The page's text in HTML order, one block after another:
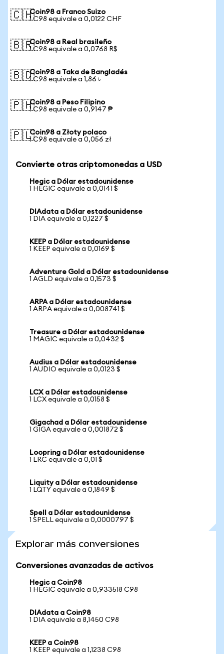
🇨🇭Coin98 a Franco Suizo
1 C98 equivale a 0,0122 CHF
🇧🇷Coin98 a Real brasileño
1 C98 equivale a 0,0768 R$
🇧🇩Coin98 a Taka de Bangladés
1 C98 equivale a 1,86 ৳
🇵🇭Coin98 a Peso Filipino
1 C98 equivale a 0,9147 ₱
🇵🇱Coin98 a Złoty polaco
1 C98 equivale a 0,056 zł
Convierte otras criptomonedas a USD
Hegic a Dólar estadounidense
1 HEGIC equivale a 0,0141 $
DIAdata a Dólar estadounidense
1 DIA equivale a 0,1227 $
KEEP a Dólar estadounidense
1 KEEP equivale a 0,0169 $
Adventure Gold a Dólar estadounidense
1 AGLD equivale a 0,1573 $
ARPA a Dólar estadounidense
1 ARPA equivale a 0,008741 $
Treasure a Dólar estadounidense
1 MAGIC equivale a 0,0432 $
Audius a Dólar estadounidense
1 AUDIO equivale a 0,0123 $
LCX a Dólar estadounidense
1 LCX equivale a 0,0158 $
Gigachad a Dólar estadounidense
1 GIGA equivale a 0,001872 $
Loopring a Dólar estadounidense
1 LRC equivale a 0,01 $
Liquity a Dólar estadounidense
1 LQTY equivale a 0,1849 $
Spell a Dólar estadounidense
1 SPELL equivale a 0,0000797 $
Explorar más conversiones
Conversiones avanzadas de activos
Hegic a Coin98
1 HEGIC equivale a 0,933518 C98
DIAdata a Coin98
1 DIA equivale a 8,1450 C98
KEEP a Coin98
1 KEEP equivale a 1,1238 C98